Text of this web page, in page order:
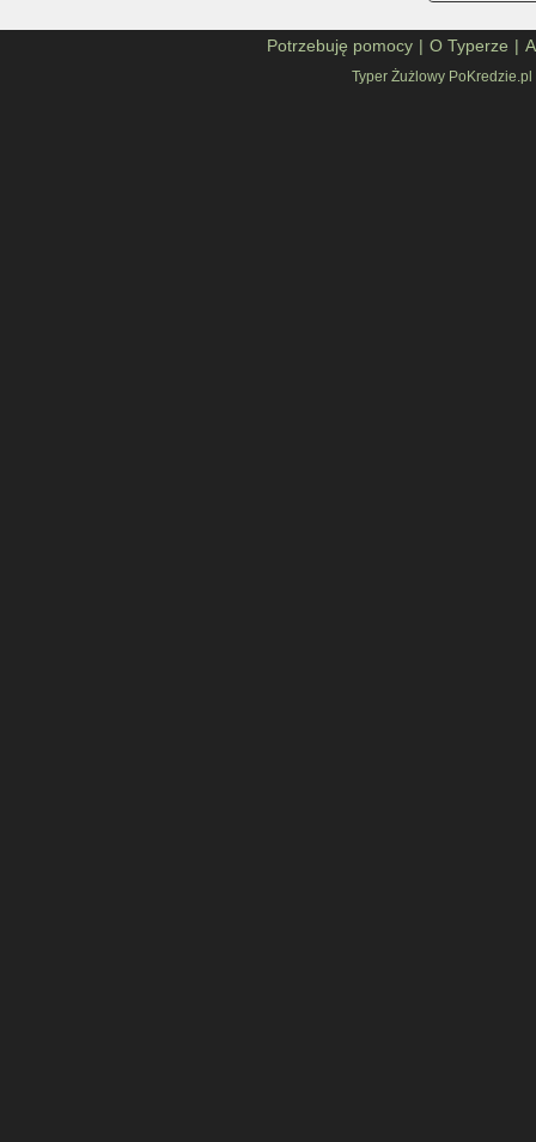
Potrzebuję pomocy | O Typerze |
Typer Żużlowy